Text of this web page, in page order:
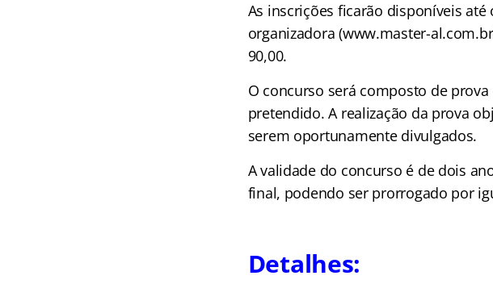
As inscrições ficarão disponíveis
organizadora (www.master-
90,00.
O concurso será composto de
pretendido. A realização da prova
serem oportunamente divulgados.
A validade do concurso é de dois
final, podendo ser prorrogado por
Detalhes: